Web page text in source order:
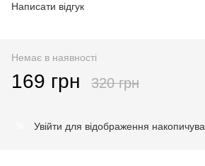
Написати відгук
Немає в наявності
169 грн 320 грн
Увійти для відображення